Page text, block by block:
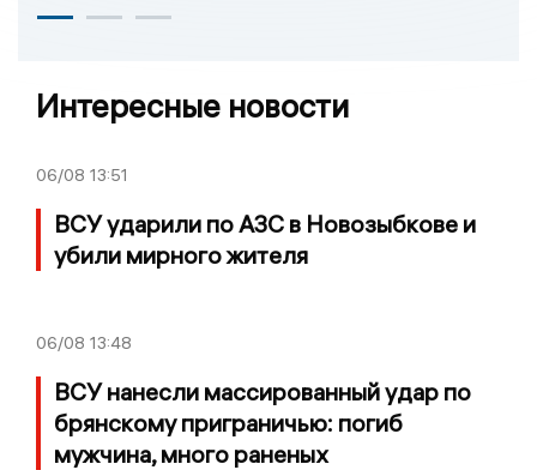
Интересные новости
06/08 13:51
ВСУ ударили по АЗС в Новозыбкове и
убили мирного жителя
06/08 13:48
ВСУ нанесли массированный удар по
брянскому приграничью: погиб
мужчина, много раненых